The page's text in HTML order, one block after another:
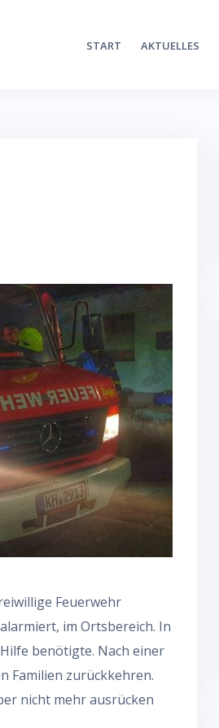
START AKTUELLES
Feuerwehr
im Ortsbereich. In
benötigte. Nach einer
Familien zurückkehren.
nicht mehr ausrücken